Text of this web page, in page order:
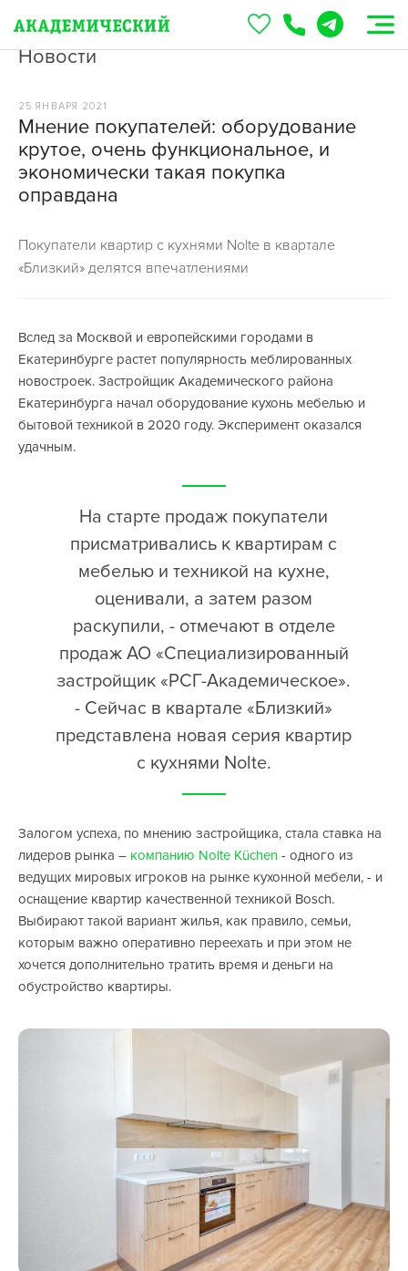
Новости
25 ЯНВАРЯ 2021
Мнение покупателей: оборудование
крутое, очень функциональное, и
экономически такая покупка
оправдана
Покупатели квартир с кухнями Nolte в квартале
«Близкий» делятся впечатлениями
Вслед за Москвой и европейскими городами в
Екатеринбурге растет популярность меблированных
новостроек. Застройщик Академического района
Екатеринбурга начал оборудование кухонь мебелью и
бытовой техникой в 2020 году. Эксперимент оказался
удачным.
На старте продаж покупатели
присматривались к квартирам с
мебелью и техникой на кухне,
оценивали, а затем разом
раскупили, - отмечают в отделе
продаж АО «Специализированный
застройщик «РСГ-Академическое».
- Сейчас в квартале «Близкий»
представлена новая серия квартир
с кухнями Nolte.
Залогом успеха, по мнению застройщика, стала ставка на
лидеров рынка – компанию Nolte Küchen - одного из
ведущих мировых игроков на рынке кухонной мебели, - и
оснащение квартир качественной техникой Bosch.
Выбирают такой вариант жилья, как правило, семьи,
которым важно оперативно переехать и при этом не
хочется дополнительно тратить время и деньги на
обустройство квартиры.